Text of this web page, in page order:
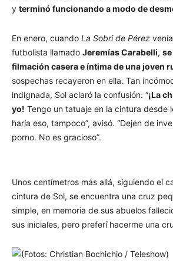
y terminó funcionando a modo de
En enero, cuando La Sobri de Pérez
futbolista llamado Jeremías Carabelli,
filmación casera e íntima de una joven
sospechas recayeron en ella. Tan
indignada, Sol aclaró la confusión: “¡La
yo! Tengo un tatuaje en la cintura desde
haría eso, tampoco”, avisó. “Dejen de
porno. No es gracioso”.
Unos centímetros más allá, siguiendo el
cintura de Sol, se encuentra una cruz
simple, en memoria de sus abuelos
sus iniciales, pero preferí hacerme una